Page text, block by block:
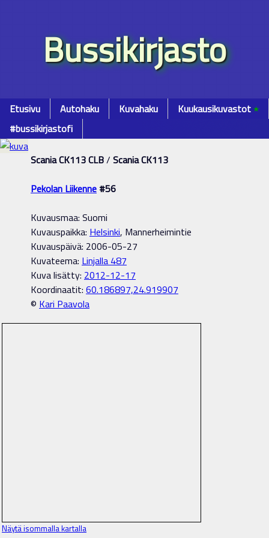
Bussikirjasto
Etusivu Autohaku Kuvahaku Kuukausikuvastot٭
#bussikirjastofi
Scania CK113 CLB/ Scania CK113
Pekolan Liikenne #56
Kuvausmaa: Suomi
Kuvauspaikka: Helsinki, Mannerheimintie
Kuvauspäivä: 2006-05-27
Kuvateema: Linjalla 487
Kuva lisätty: 2012-12-17
Koordinaatit: 60.186897,24.919907
© Kari Paavola
Näytä isommalla kartalla